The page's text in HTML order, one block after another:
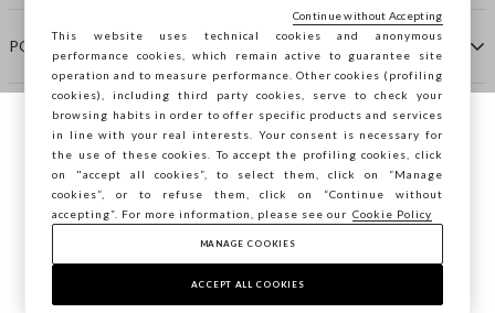
POMOC
FIRMA
KONTAKTY
Copyright © Ovs S.p.A. P.Iva 04240010274 - Cap. Soc.
290.923.470 -2.4.0
Przeglądasz STEFANEL Italia, chcesz
zapisać swoją lokalizację?
POTWIERDŹ
This website uses technical cookies and anonymous
performance cookies, which remain active to guarantee site
operation and to measure performance. Other cookies (profiling
cookies), including third party cookies, serve to check your
browsing habits in order to offer specific products and services
in line with your real interests. Your consent is necessary for
the use of these cookies. To accept the profiling cookies, click
on "accept all cookies”, to select them, click on “Manage
cookies”, or to refuse them, click on “Continue without
accepting”. For more information, please see our Cookie Policy
MANAGE COOKIES
ACCEPT ALL COOKIES
Continue without Accepting